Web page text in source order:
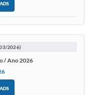
2026)
/ Ano 2026